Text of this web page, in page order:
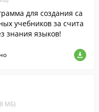
для создания са
учебников за счита
знания языков!
МБ)